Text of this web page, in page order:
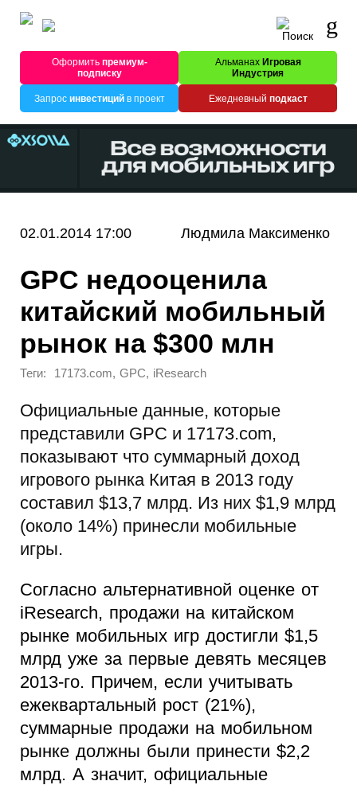
Оформитьпремиум-
подписку
Альманах Игровая
Индустрия
Запрос инвестицийв проект Ежедневный подкаст
02.01.2014 17:00 Людмила Максименко
GPC недооценила
китайский мобильный
рынок на $300 млн
Теги: 17173.com, GPC, iResearch
Официальные данные, которые
представили GPC и 17173.com,
показывают что суммарный доход
игрового рынка Китая в 2013 году
составил $13,7 млрд. Из них $1,9 млрд
(около 14%) принесли мобильные
игры.
Согласно альтернативной оценке от
iResearch, продажи на китайском
рынке мобильных игр достигли $1,5
млрд уже за первые девять месяцев
2013-го. Причем, если учитывать
ежеквартальный рост (21%),
суммарные продажи на мобильном
рынке должны были принести $2,2
млрд. А значит, официальные